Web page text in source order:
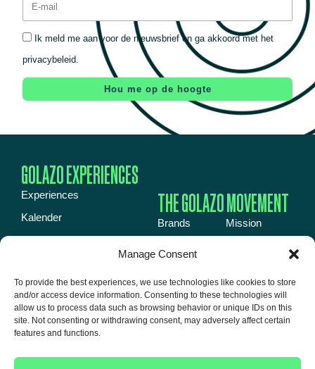
Manage Consent
To provide the best experiences, we use technologies like cookies to store
and/or access device information. Consenting to these technologies will
allow us to process data such as browsing behavior or unique IDs on this
site. Not consenting or withdrawing consent, may adversely affect certain
features and functions.
Ik meld me aan voor de nieuwsbrief en ga akkoord met het
privacybeleid.
Hou me op de hoogte
GOLAZO EXPERIENCES
Experiences
Kalender
Inspiration book
Event venues
Contact
THE GOLAZO MOVEMENT
Brands
Media
Talent
Mission
About us